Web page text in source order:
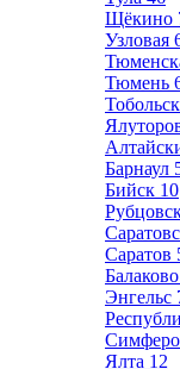
Щёкино
Узловая
Тюмень
Тобольск
Барнаул
Бийск 10
Саратов
Балаково
Энгельс
Ялта 12